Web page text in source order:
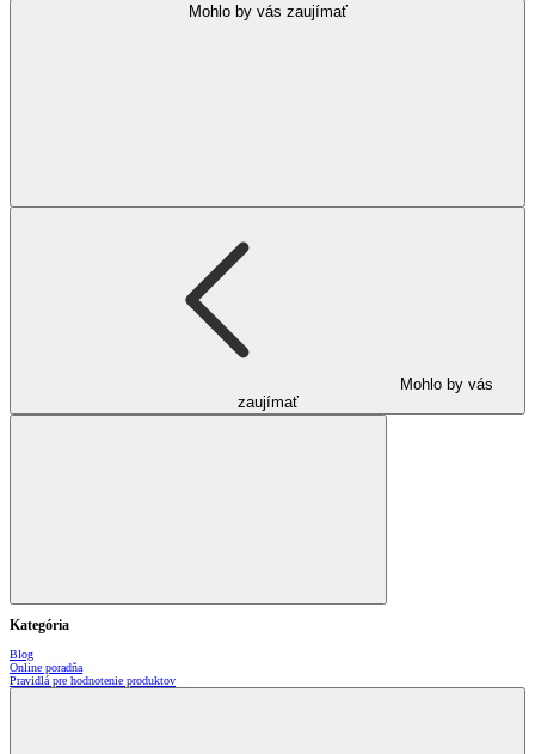
Mohlo by vás zaujímať
Mohlo by vás
zaujímať
Kategória
Blog
Online poradňa
Pravidlá pre hodnotenie produktov